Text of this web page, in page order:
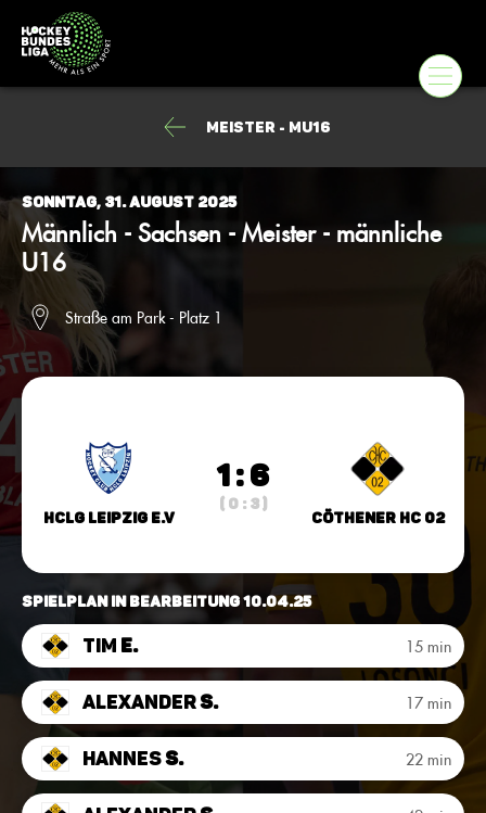
Meister - mU16
Sonntag, 31. August 2025
Männlich - Sachsen - Meister - männliche
U16
Straße am Park - Platz 1
HCLG Leipzig e.V
1 : 6
( 0 : 3 )
Cöthener HC 02
Spielplan in Bearbeitung 10.04.25
Tim E. 15 min
AlexanderS. 17 min
HannesS. 22 min